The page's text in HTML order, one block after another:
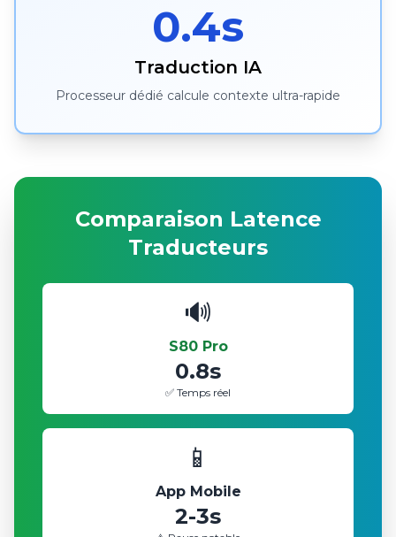
0.4s
Traduction IA
Processeur dédié calcule contexte ultra-rapide
Comparaison Latence
Traducteurs
🔊
S80 Pro
0.8s
✅ Temps réel
📱
App Mobile
2-3s